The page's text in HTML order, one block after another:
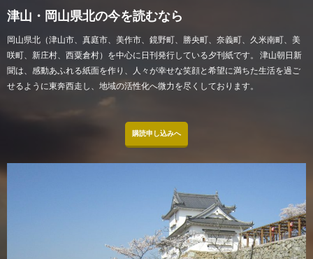
津山・岡山県北の今を読むなら
岡山県北（津山市、真庭市、美作市、鏡野町、勝央町、奈義町、久米南町、美
咲町、新庄村、西粟倉村）を中心に日刊発行している夕刊紙です。 津山朝日新
聞は、感動あふれる紙面を作り、人々が幸せな笑顔と希望に満ちた生活を過ご
せるように東奔西走し、地域の活性化へ微力を尽くしております。
購読申し込みへ